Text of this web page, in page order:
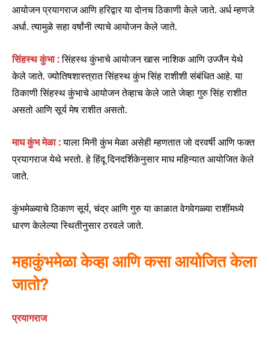
SUBSCRIBERS and be part of the
conversation.
your privacy and won't spam your inbox. Your information is
safe with us.
आयोजन प्रयागराज आणि हरिद्वार या दोनच ठिकाणी केले जाते. अर्ध म्हणजे
अर्धा. त्यामुळे सहा वर्षांनी त्याचे आयोजन केले जाते.
सिंहस्थ कुंभा : सिंहस्थ कुंभाचे आयोजन खास नाशिक आणि उज्जैन येथे
केले जाते. ज्योतिषशास्त्रात सिंहस्थ कुंभ सिंह राशीशी संबंधित आहे. या
ठिकाणी सिंहस्थ कुंभाचे आयोजन तेव्हाच केले जाते जेव्हा गुरु सिंह राशीत
असतो आणि सूर्य मेष राशीत असतो.
माघ कुंभ मेळा : याला मिनी कुंभ मेळा असेही म्हणतात जो दरवर्षी आणि फक्त
प्रयागराज येथे भरतो. हे हिंदू दिनदर्शिकेनुसार माघ महिन्यात आयोजित केले
जाते.
कुंभमेळ्याचे ठिकाण सूर्य, चंद्र आणि गुरु या काळात वेगवेगळ्या राशींमध्ये
धारण केलेल्या स्थितीनुसार ठरवले जाते.
महाकुंभमेळा केव्हा आणि कसा आयोजित केला
जातो?
प्रयागराज